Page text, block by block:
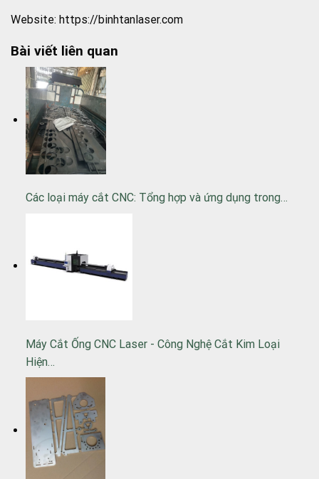
Website: https://binhtanlaser.com
Bài viết liên quan
Các loại máy cắt CNC: Tổng hợp và ứng dụng trong…
Máy Cắt Ống CNC Laser - Công Nghệ Cắt Kim Loại
Hiện…